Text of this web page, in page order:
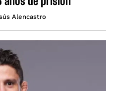
Alencastro